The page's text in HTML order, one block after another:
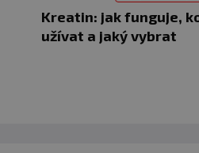
Kreatin: jak funguje,
užívat a jaký vybrat